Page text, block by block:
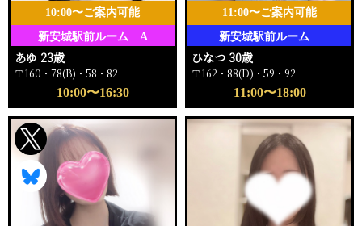
新安城駅前ルーム A
10:00〜ご案内可能
あゆ 23歳
Ｔ160・78(B)・58・82
10:00〜16:30
新安城駅前ルーム
11:00〜ご案内可能
ひなつ 30歳
Ｔ162・88(D)・59・92
11:00〜18:00